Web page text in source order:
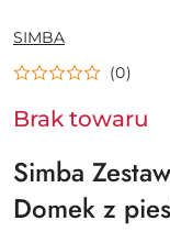
NAZWA
PRODUCENTA:
SIMBA
(0)
Brak towaru
Simba
Domek z